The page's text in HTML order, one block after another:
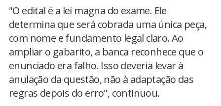
"O edital é a lei magna do exame. Ele
determina que será cobrada uma única peça,
com nome e fundamento legal claro. Ao
ampliar o gabarito, a banca reconhece que o
enunciado era falho. Isso deveria levar à
anulação da questão, não à adaptação das
regras depois do erro", continuou.